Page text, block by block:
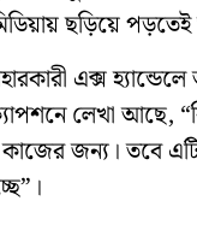
ছড়িয়ে
এক্স হ্যান্ডেলে
লেখা আছে,
জন্য। তবে এটি